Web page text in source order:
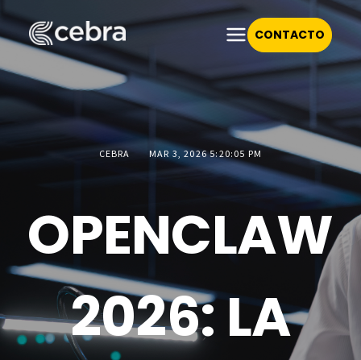
CONTACTO
CEBRA MAR 3, 2026 5:20:05 PM
OPENCLAW
2026: LA